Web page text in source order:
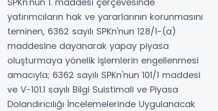
yatırımcıların hak ve yararlarının korunmasını
teminen, 6362 sayılı SPKn'nun 128/1-(a)
maddesine dayanarak yapay piyasa
oluşturmaya yönelik işlemlerin engellenmesi
amacıyla; 6362 sayılı SPKn'nun 101/1 maddesi
ve V-101.1 sayılı Bilgi Suistimali ve Piyasa
Dolandırıcılığı İncelemelerinde Uygulanacak